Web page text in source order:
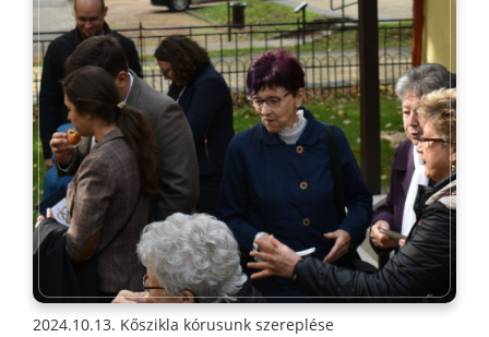
2024.10.13. Kőszikla kórusunk szereplése